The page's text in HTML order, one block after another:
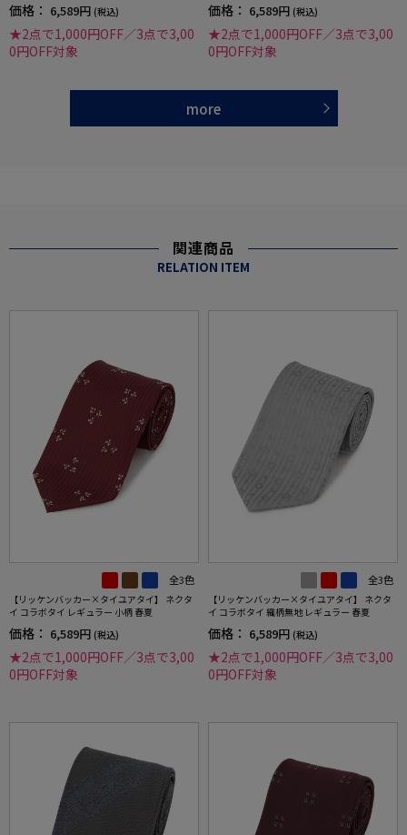
価格： 6,589円 (税込)
★2点で1,000円OFF／3点で3,00
0円OFF対象
価格： 6,589円 (税込)
★2点で1,000円OFF／3点で3,00
0円OFF対象
more
関連商品
RELATION ITEM
全3色
【リッケンバッカー×タイユアタイ】 ネクタ
イ コラボタイ レギュラー 小柄 春夏
価格： 6,589円 (税込)
★2点で1,000円OFF／3点で3,00
0円OFF対象
全3色
【リッケンバッカー×タイユアタイ】 ネクタ
イ コラボタイ 織柄無地 レギュラー 春夏
価格： 6,589円 (税込)
★2点で1,000円OFF／3点で3,00
0円OFF対象